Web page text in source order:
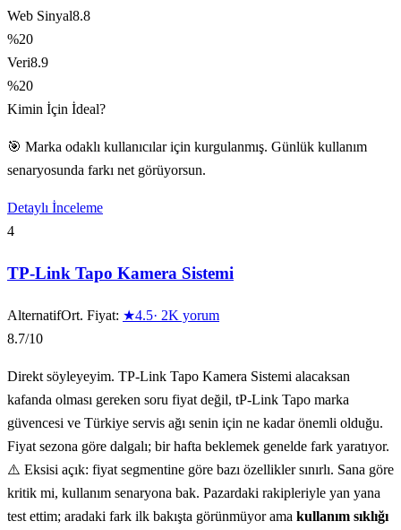
Web Sinyal8.8
%20
Veri8.9
%20
Kimin İçin İdeal?
🎯 Marka odaklı kullanıcılar için kurgulanmış. Günlük kullanım
senaryosunda farkı net görüyorsun.
Detaylı İnceleme
4
TP-Link Tapo Kamera Sistemi
AlternatifOrt. Fiyat: ★4.5· 2K yorum
8.7/10
Direkt söyleyeyim. TP-Link Tapo Kamera Sistemi alacaksan
kafanda olması gereken soru fiyat değil, tP-Link Tapo marka
güvencesi ve Türkiye servis ağı senin için ne kadar önemli olduğu.
Fiyat sezona göre dalgalı; bir hafta beklemek genelde fark yaratıyor.
⚠️ Eksisi açık: fiyat segmentine göre bazı özellikler sınırlı. Sana göre
kritik mi, kullanım senaryona bak. Pazardaki rakipleriyle yan yana
test ettim; aradaki fark ilk bakışta görünmüyor ama kullanım sıklığı